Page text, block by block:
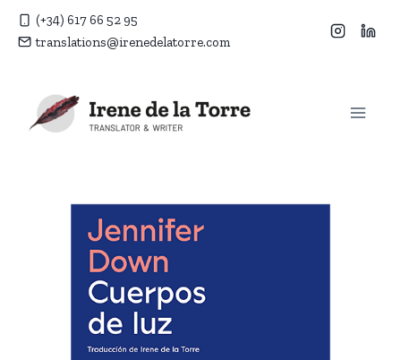
Vés
(+34) 617 66 52 95
translations@irenedelatorre.com